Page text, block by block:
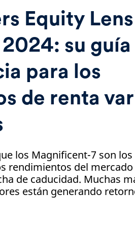
Equity Lens
su guía
para los
de renta
los Magnificent-7 son
rendimientos del mercado
de caducidad. Muchas
están generando